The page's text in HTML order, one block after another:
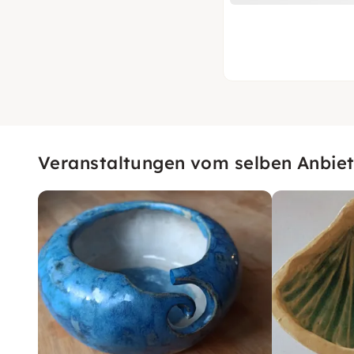
Veranstaltungen vom selben